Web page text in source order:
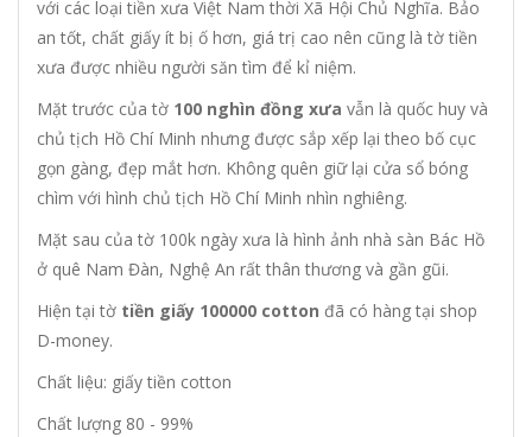
với các loại tiền xưa Việt Nam thời Xã Hội Chủ Nghĩa. Bảo
an tốt, chất giấy ít bị ố hơn, giá trị cao nên cũng là tờ tiền
xưa được nhiều người săn tìm để kỉ niệm.
Mặt trước của tờ 100 nghìn đồng xưa vẫn là quốc huy và
chủ tịch Hồ Chí Minh nhưng được sắp xếp lại theo bố cục
gọn gàng, đẹp mắt hơn. Không quên giữ lại cửa sổ bóng
chìm với hình chủ tịch Hồ Chí Minh nhìn nghiêng.
Mặt sau của tờ 100k ngày xưa là hình ảnh nhà sàn Bác Hồ
ở quê Nam Đàn, Nghệ An rất thân thương và gần gũi.
Hiện tại tờ tiền giấy 100000 cotton đã có hàng tại shop
D-money.
Chất liệu: giấy tiền cotton
Chất lượng 80 - 99%